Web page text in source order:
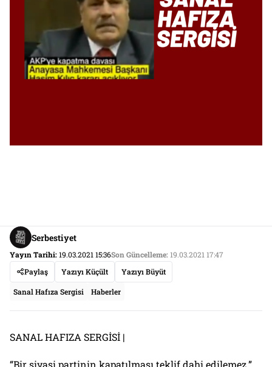
Serbestiyet
Yayın Tarihi:19.03.2021 15:36Son Güncelleme:19.03.2021 17:47
Paylaş
Yazıyı Küçült Yazıyı Büyüt
Sanal Hafıza Sergisi Haberler
SANAL HAFIZA SERGİSİ |
“Bir siyasi partinin kapatılması teklif dahi edilemez.”